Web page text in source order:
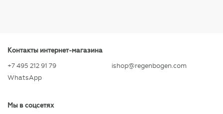
Контакты интернет-магазина
+7 495 212 91 79
WhatsApp
ishop@regenbogen.com
Мы в соцсетях